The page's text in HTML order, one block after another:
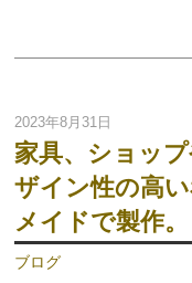
2023年8月31日
家具、ショッ
ザイン性の高
メイドで製作。
ブログ